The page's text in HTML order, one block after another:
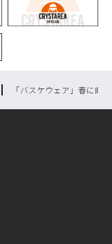
「バスケウェア」春に向